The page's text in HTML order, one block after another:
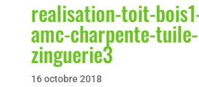
realisation-toit-
amc-charpente-tuile-
zinguerie3
16 octobre 2018